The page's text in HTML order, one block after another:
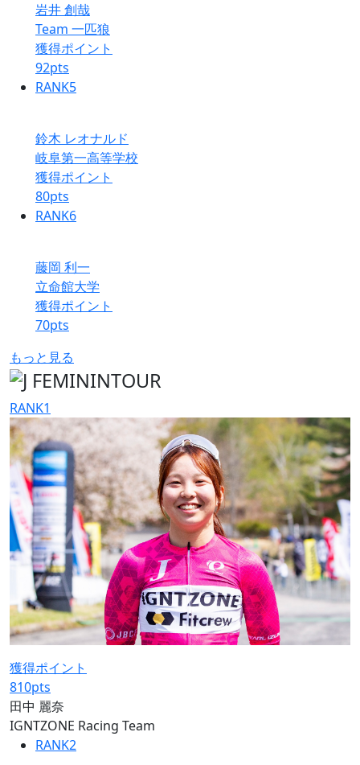
岩井 創哉
Team 一匹狼
獲得ポイント
92pts
RANK5
鈴木 レオナルド
岐阜第一高等学校
獲得ポイント
80pts
RANK6
藤岡 利一
立命館大学
獲得ポイント
70pts
もっと見る
RANK1
獲得ポイント
810pts
田中 麗奈
IGNTZONE Racing Team
RANK2